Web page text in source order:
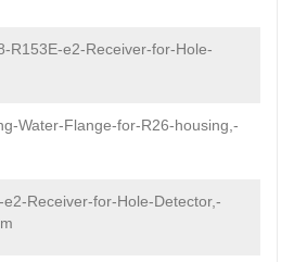
R153E-e2-Receiver-for-Hole-
Water-Flange-for-R26-housing,-
Receiver-for-Hole-Detector,-